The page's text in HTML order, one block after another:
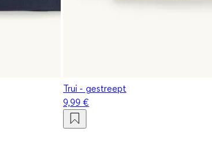
Trui - gestreept
9,99 €